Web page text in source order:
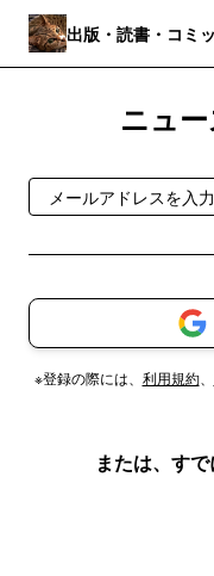
出版・読書・コミ
ニュ
※登録の際には、 利用規約、
または、す